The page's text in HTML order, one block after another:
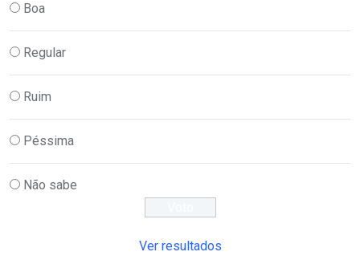
Boa
Regular
Ruim
Péssima
Não sabe
Ver resultados